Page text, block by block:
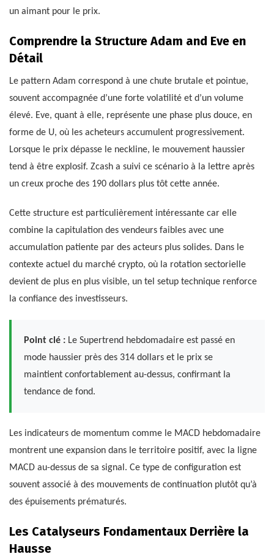
un aimant pour le prix.
Comprendre la Structure Adam and Eve en
Détail
Le pattern Adam correspond à une chute brutale et pointue,
souvent accompagnée d’une forte volatilité et d’un volume
élevé. Eve, quant à elle, représente une phase plus douce, en
forme de U, où les acheteurs accumulent progressivement.
Lorsque le prix dépasse le neckline, le mouvement haussier
tend à être explosif. Zcash a suivi ce scénario à la lettre après
un creux proche des 190 dollars plus tôt cette année.
Cette structure est particulièrement intéressante car elle
combine la capitulation des vendeurs faibles avec une
accumulation patiente par des acteurs plus solides. Dans le
contexte actuel du marché crypto, où la rotation sectorielle
devient de plus en plus visible, un tel setup technique renforce
la confiance des investisseurs.
Point clé : Le Supertrend hebdomadaire est passé en
mode haussier près des 314 dollars et le prix se
maintient confortablement au-dessus, confirmant la
tendance de fond.
Les indicateurs de momentum comme le MACD hebdomadaire
montrent une expansion dans le territoire positif, avec la ligne
MACD au-dessus de sa signal. Ce type de configuration est
souvent associé à des mouvements de continuation plutôt qu’à
des épuisements prématurés.
Les Catalyseurs Fondamentaux Derrière la
Hausse